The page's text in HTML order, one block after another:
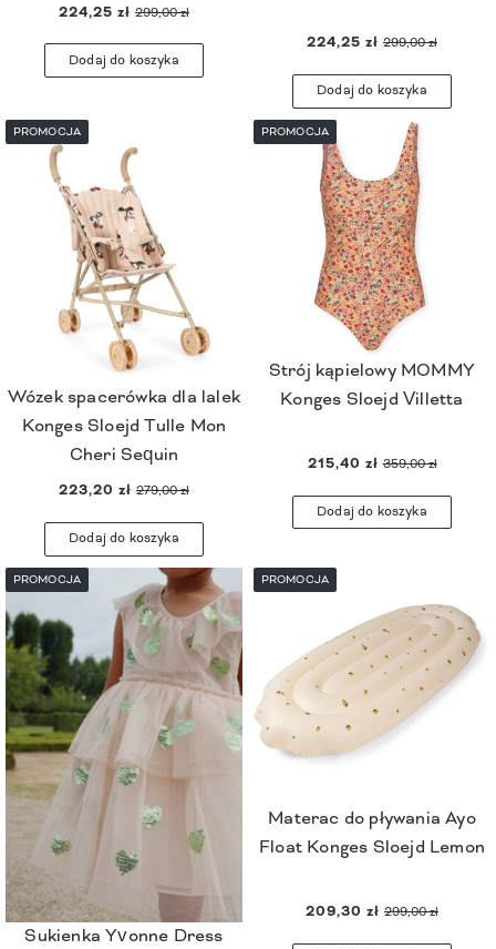
224,25 zł 299,00 zł
Dodaj do koszyka
224,25 zł 299,00 zł
Dodaj do koszyka
Wózek spacerówka dla lalek
Konges Sloejd Tulle Mon
Cheri Sequin
223,20 zł 279,00 zł
Dodaj do koszyka
PROMOCJA
Strój kąpielowy MOMMY
Konges Sloejd Villetta
215,40 zł 359,00 zł
Dodaj do koszyka
PROMOCJA
Sukienka Yvonne Dress
PROMOCJA
Materac do pływania Ayo
Float Konges Sloejd Lemon
209,30 zł 299,00 zł
PROMOCJA